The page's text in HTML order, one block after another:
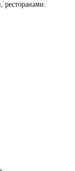
ресторанами.